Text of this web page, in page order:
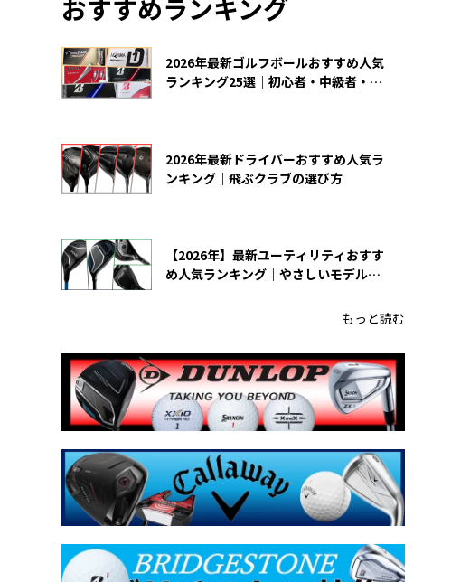
おすすめランキング
2026年最新ゴルフボールおすすめ人気
ランキング25選｜初心者・中級者・上
2026年最新ドライバーおすすめ人気ラ
ンキング｜飛ぶクラブの選び方
【2026年】最新ユーティリティおすす
め人気ランキング｜やさしいモデルの
もっと読む